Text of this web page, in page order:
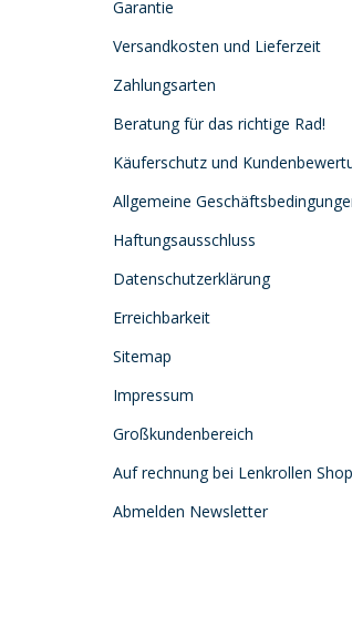
Garantie
Versandkosten und Lieferzeit
Zahlungsarten
Beratung für das richtige Rad!
Käuferschutz und
Allgemeine
Haftungsausschluss
Datenschutzerklärung
Erreichbarkeit
Sitemap
Impressum
Großkundenbereich
Auf rechnung bei Lenkrollen Shop
Abmelden Newsletter